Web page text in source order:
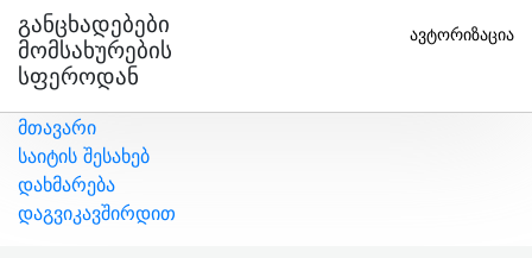
Განცხადებები
Მომსახურების
Სფეროდან
ავტორიზაცია
მთავარი
საიტის შესახებ
დახმარება
დაგვიკავშირდით